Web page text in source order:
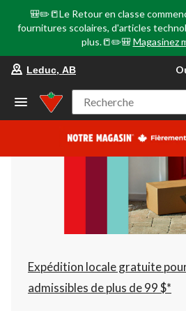
🎒✏️📒Le Retour en classe
fournitures scolaires, d'articles
plus.📒✏️🎒 Magasinez
votre
AB,
à
22:00
cliquer
pour
Leduc, AB
Recherche
Expédition locale gratuite
admissibles de plus de 99 $*